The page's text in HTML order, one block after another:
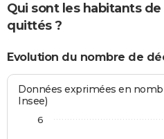
Qui sont les habitants
quittés ?
Evolution du nombre de
Données exprimées en
Insee)
6